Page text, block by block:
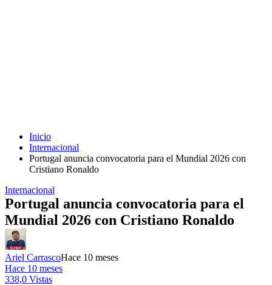
Inicio
Internacional
Portugal anuncia convocatoria para el Mundial 2026 con
Cristiano Ronaldo
Internacional
Portugal anuncia convocatoria para el
Mundial 2026 con Cristiano Ronaldo
Ariel CarrascoHace 10 meses
Hace 10 meses
338,0 Vistas